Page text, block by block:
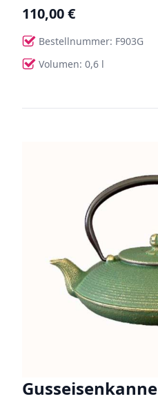
110,00 €
Bestellnummer: F903G
Volumen: 0,6 l
Gusseisenkanne